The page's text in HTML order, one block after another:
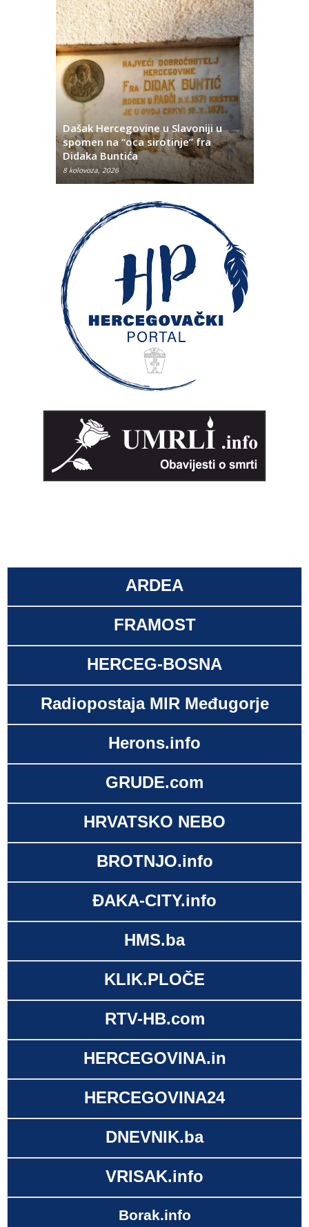
Dašak Hercegovine u Slavoniji u
spomen na “oca sirotinje” fra
Didaka Buntića
8 kolovoza, 2026
ARDEA
FRAMOST
HERCEG-BOSNA
Radiopostaja MIR Međugorje
Herons.info
GRUDE.com
HRVATSKO NEBO
BROTNJO.info
ĐAKA-CITY.info
HMS.ba
KLIK.PLOČE
RTV-HB.com
HERCEGOVINA.in
HERCEGOVINA24
DNEVNIK.ba
VRISAK.info
Borak.info